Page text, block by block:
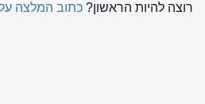
רוצה להיות הראשון? כתוב המלצה